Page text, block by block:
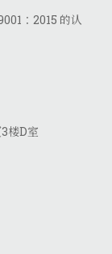
：2015 的认
楼D室